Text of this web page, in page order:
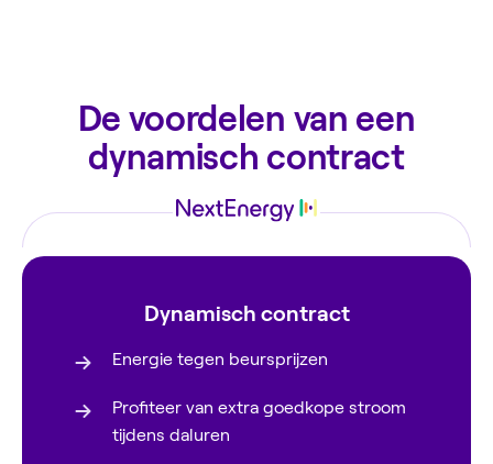
De voordelen van een
dynamisch contract
Dynamisch contract
Energie tegen beursprijzen
Profiteer van extra goedkope stroom
tijdens daluren